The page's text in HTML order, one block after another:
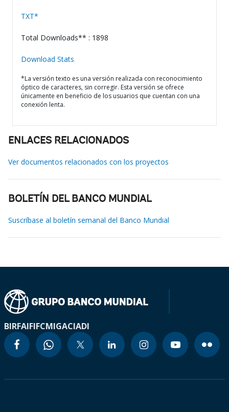
TXT*
Total Downloads** : 1898
Download Stats
*La versión texto es una versión realizada con reconocimiento
óptico de caracteres, sin corregir. Esta versión se ofrece
únicamente en beneficio de los usuarios que cuentan con una
conexión lenta.
ENLACES RELACIONADOS
Ver documentos relacionados con los proyectos
BOLETÍN DEL BANCO MUNDIAL
Suscríbase al boletín semanal del Banco Mundial
BIRFAIFIFCMIGACIADI